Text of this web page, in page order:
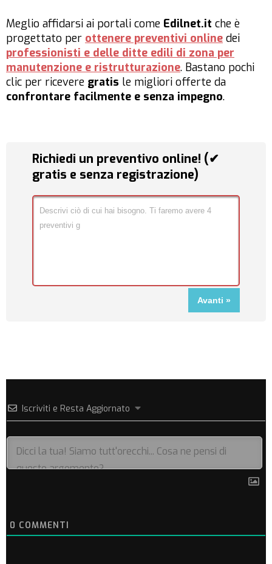
Meglio affidarsi ai portali come Edilnet.it che è
progettato per ottenere preventivi online dei
professionisti e delle ditte edili di zona per
manutenzione e ristrutturazione. Bastano pochi
clic per ricevere gratis le migliori offerte da
confrontare facilmente e senza impegno.
Richiedi un preventivo online! (✔
gratis e senza registrazione)
Iscriviti e Resta Aggiornato
0 COMMENTI